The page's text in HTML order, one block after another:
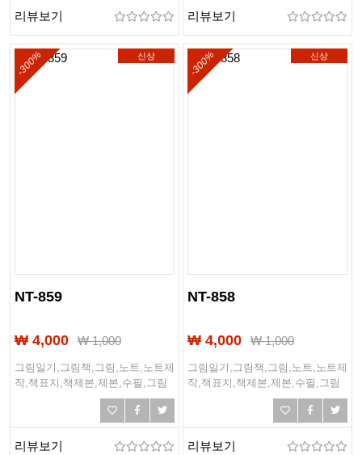
리뷰보기 리뷰보기
신상
-300%
NT-859
₩ 4,000 ₩1,000
그림일기,그림책,그림,노트,노트제
작,책표지,책제본,제본,수필,그림
일기장,일기,일기장
리뷰보기
신상
-300%
NT-858
₩ 4,000 ₩1,000
그림일기,그림책,그림,노트,노트제
작,책표지,책제본,제본,수필,그림
일기장,일기,일기장
리뷰보기